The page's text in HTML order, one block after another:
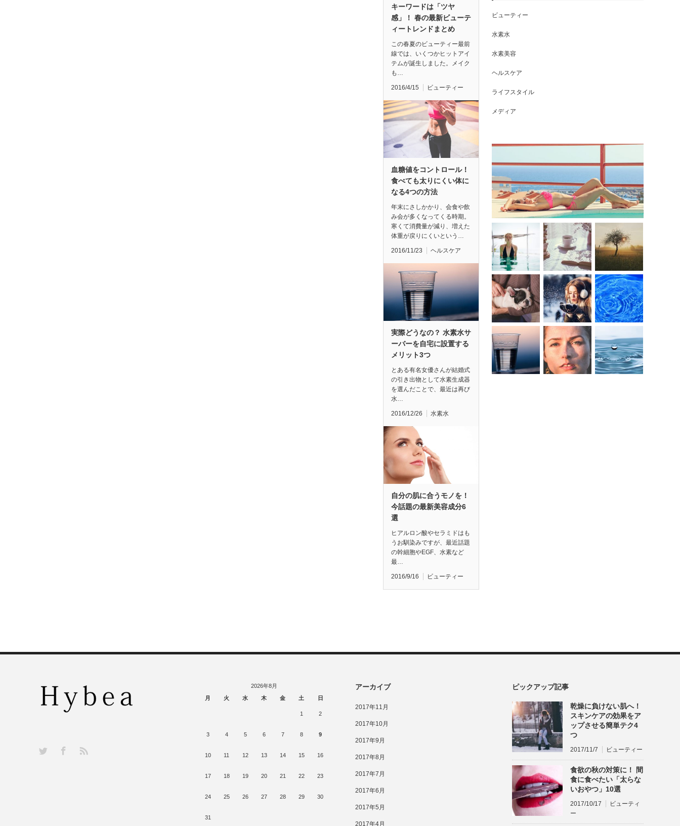
キーワードは「ツヤ
感」！ 春の最新ビューテ
ィートレンドまとめ
この春夏のビューティー最前
線では、いくつかヒットアイ
テムが誕生しました。メイク
も…
2016/4/15 ビューティー
血糖値をコントロール！
食べても太りにくい体に
なる4つの方法
年末にさしかかり、会食や飲
み会が多くなってくる時期。
寒くて消費量が減り、増えた
体重が戻りにくいという…
2016/11/23 ヘルスケア
実際どうなの？ 水素水サ
ーバーを自宅に設置する
メリット3つ
とある有名女優さんが結婚式
の引き出物として水素生成器
を選んだことで、最近は再び
水…
2016/12/26 水素水
自分の肌に合うモノを！
今話題の最新美容成分6
選
ヒアルロン酸やセラミドはも
うお馴染みですが、最近話題
の幹細胞やEGF、水素など
最…
2016/9/16 ビューティー
ビューティー
水素水
水素美容
ヘルスケア
ライフスタイル
メディア
2026年8月
月
火 水 木 金 土 日
1 2
3 4 5 6 7 8 9
10 11 12 13 14 15 16
17 18 19 20 21 22 23
24 25 26 27 28 29 30
31
アーカイブ
2017年11月
2017年10月
2017年9月
2017年8月
2017年7月
2017年6月
2017年5月
2017年4月
ピックアップ記事
乾燥に負けない肌へ！
スキンケアの効果をア
ップさせる簡単テク4
つ
2017/11/7 ビューティー
食欲の秋の対策に！ 間
食に食べたい「太らな
いおやつ」10選
2017/10/17
ビューティ
ー
Twitter Facebook
RSS